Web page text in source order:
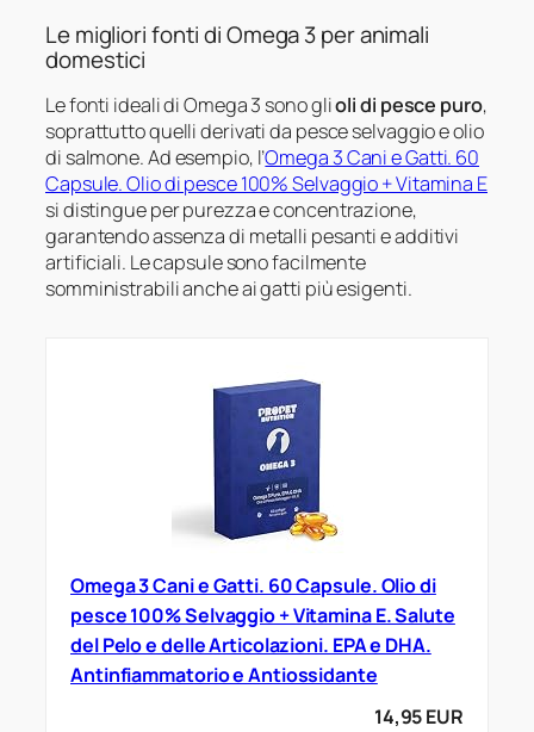
Le migliori fonti di Omega 3 per animali
domestici
Le fonti ideali di Omega 3 sono glioli di pesce puro,
soprattutto quelli derivati da pesce selvaggio e olio
di salmone. Ad esempio, l’Omega 3 Cani e Gatti. 60
Capsule. Olio di pesce 100% Selvaggio + Vitamina E
si distingue per purezza e concentrazione,
garantendo assenza di metalli pesanti e additivi
artificiali. Le capsule sono facilmente
somministrabili anche ai gatti più esigenti.
Omega 3 Cani e Gatti. 60 Capsule. Olio di
pesce 100% Selvaggio + Vitamina E. Salute
del Pelo e delle Articolazioni. EPA e DHA.
Antinfiammatorio e Antiossidante
14,95 EUR